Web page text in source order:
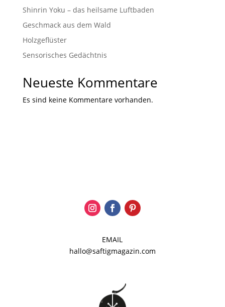
Shinrin Yoku – das heilsame Luftbaden
Geschmack aus dem Wald
Holzgeflüster
Sensorisches Gedächtnis
Neueste Kommentare
Es sind keine Kommentare vorhanden.
EMAIL
hallo@saftigmagazin.com